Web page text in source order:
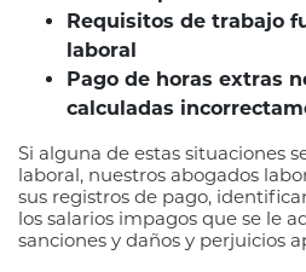
Requisitos de trabajo
laboral
Pago de horas extras
calculadas
Si alguna de estas situaciones
laboral, nuestros abogados
sus registros de pago,
los salarios impagos que se le
sanciones y daños y perjuicios